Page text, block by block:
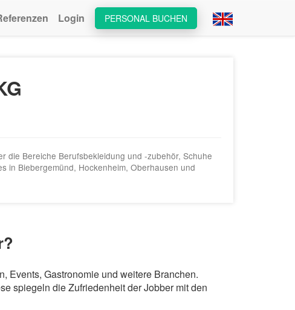
PERSONAL BUCHEN
Login
die Bereiche Berufsbekleidung und -zubehör, Schuhe
in Biebergemünd, Hockenheim, Oberhausen und
Events, Gastronomie und weitere Branchen.
spiegeln die Zufriedenheit der Jobber mit den